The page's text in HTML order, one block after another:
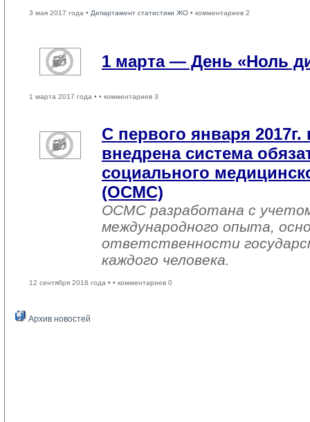
3 мая 2017 года • Департамент статистики ЖО • комментариев 2
1 марта — День «Ноль
1 марта 2017 года • • комментариев 3
С первого января 2017г.
внедрена система
социального
(ОСМС)
ОСМС разработана с
международного опыта,
ответственности
каждого человека.
12 сентября 2016 года • • комментариев 0
Архив новостей